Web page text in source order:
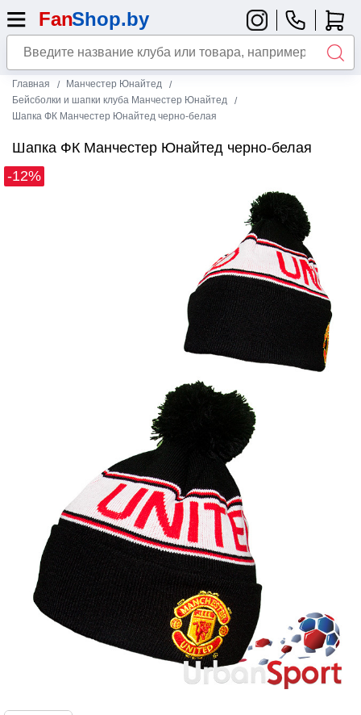
Главная
Манчестер Юнайтед
Бейсболки и шапки клуба Манчестер Юнайтед
Шапка ФК Манчестер Юнайтед черно-белая
Шапка ФК Манчестер Юнайтед черно-белая
-12%